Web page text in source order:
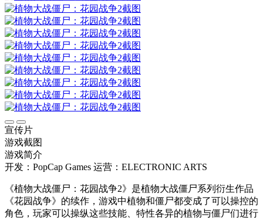
宣传片
游戏截图
游戏简介
开发：PopCap Games 运营：ELECTRONIC ARTS
《植物大战僵尸：花园战争2》是植物大战僵尸系列衍生作品
《花园战争》的续作，游戏中植物和僵尸都变成了可以操控的
角色，玩家可以操纵这些技能、特性各异的植物与僵尸们进行